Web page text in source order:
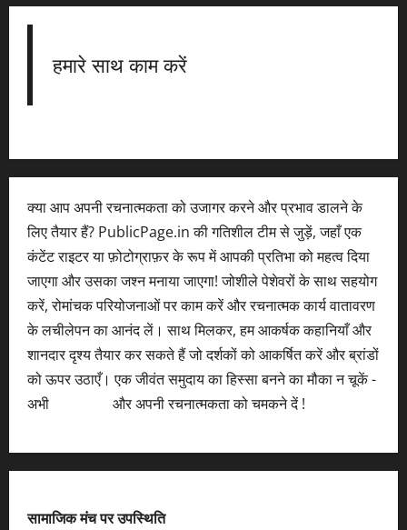
हमारे साथ काम करें
क्या आप अपनी रचनात्मकता को उजागर करने और प्रभाव डालने के
लिए तैयार हैं? PublicPage.in की गतिशील टीम से जुड़ें, जहाँ एक
कंटेंट राइटर या फ़ोटोग्राफ़र के रूप में आपकी प्रतिभा को महत्व दिया
जाएगा और उसका जश्न मनाया जाएगा! जोशीले पेशेवरों के साथ सहयोग
करें, रोमांचक परियोजनाओं पर काम करें और रचनात्मक कार्य वातावरण
के लचीलेपन का आनंद लें। साथ मिलकर, हम आकर्षक कहानियाँ और
शानदार दृश्य तैयार कर सकते हैं जो दर्शकों को आकर्षित करें और ब्रांडों
को ऊपर उठाएँ। एक जीवंत समुदाय का हिस्सा बनने का मौका न चूकें -
अभी
और अपनी रचनात्मकता को चमकने दें !
सामाजिक मंच पर उपस्थिति